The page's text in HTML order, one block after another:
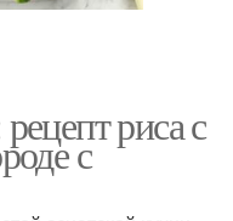
риса с
с